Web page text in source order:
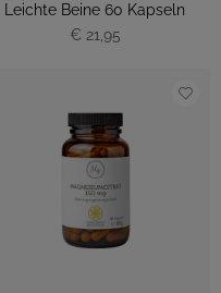
Leichte Beine 60 Kapseln
€ 21,95